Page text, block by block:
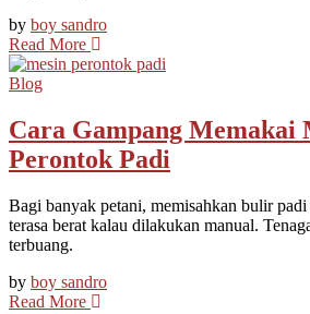
by boy sandro
Read More
Blog
Cara Gampang Memakai
Perontok Padi
Bagi banyak petani, memisahkan bulir
terasa berat kalau dilakukan manual.
terbuang.
by boy sandro
Read More